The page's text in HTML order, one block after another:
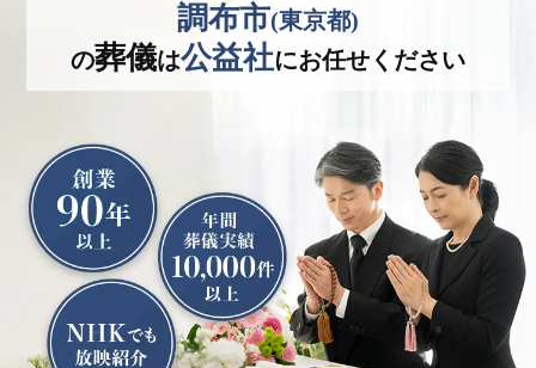
調布市(東京都)
の葬儀は公益社にお任せください